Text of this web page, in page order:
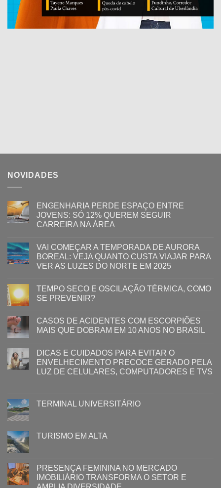
NOVIDADES
ENGENHARIA PERDE ESPAÇO ENTRE
JOVENS: SÓ 12% QUEREM SEGUIR
CARREIRA NA ÁREA
VAI COMEÇAR A TEMPORADA DE AURORA
BOREAL: VEJA QUANTO CUSTA VIAJAR PARA
VER AS LUZES DO NORTE EM 2025
TEMPO SECO E OSCILAÇÃO TÉRMICA, COMO
SE PREVENIR?
CASOS DE ACIDENTES COM ESCORPIÕES
MAIS QUE DOBRAM EM 10 ANOS NO BRASIL
DICAS E CUIDADOS PARA EVITAR O
ENVELHECIMENTO PRECOCE GERADO PELA
LUZ ​DE CELULARES, COMPUTADORES E TVS​​
TERMINAL UNIVERSITÁRIO
TURISMO EM ALTA
PRESENÇA FEMININA NO MERCADO
IMOBILIÁRIO TRANSFORMA O SETOR E